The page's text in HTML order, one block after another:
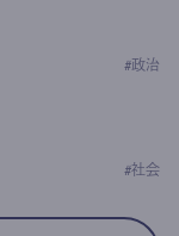
#政治
#社会